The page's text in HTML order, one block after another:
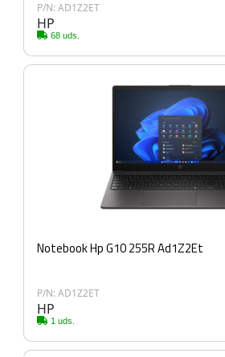
P/N: AD1Z2ET
HP
68 uds.
Notebook Hp G10 255R Ad1Z2Et
P/N: AD1Z2ET
HP
1 uds.